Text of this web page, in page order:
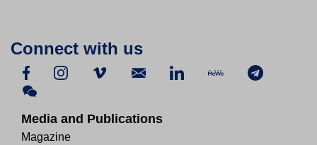
Connect with us
Media and Publications
Magazine